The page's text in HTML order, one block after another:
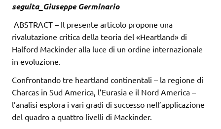
seguita_Giuseppe Germinario
ABSTRACT – Il presente articolo propone una
rivalutazione critica della teoria del «Heartland» di
Halford Mackinder alla luce di un ordine internazionale
in evoluzione.
Confrontando tre heartland continentali – la regione di
Charcas in Sud America, l’Eurasia e il Nord America –
l’analisi esplora i vari gradi di successo nell’applicazione
del quadro a quattro livelli di Mackinder.